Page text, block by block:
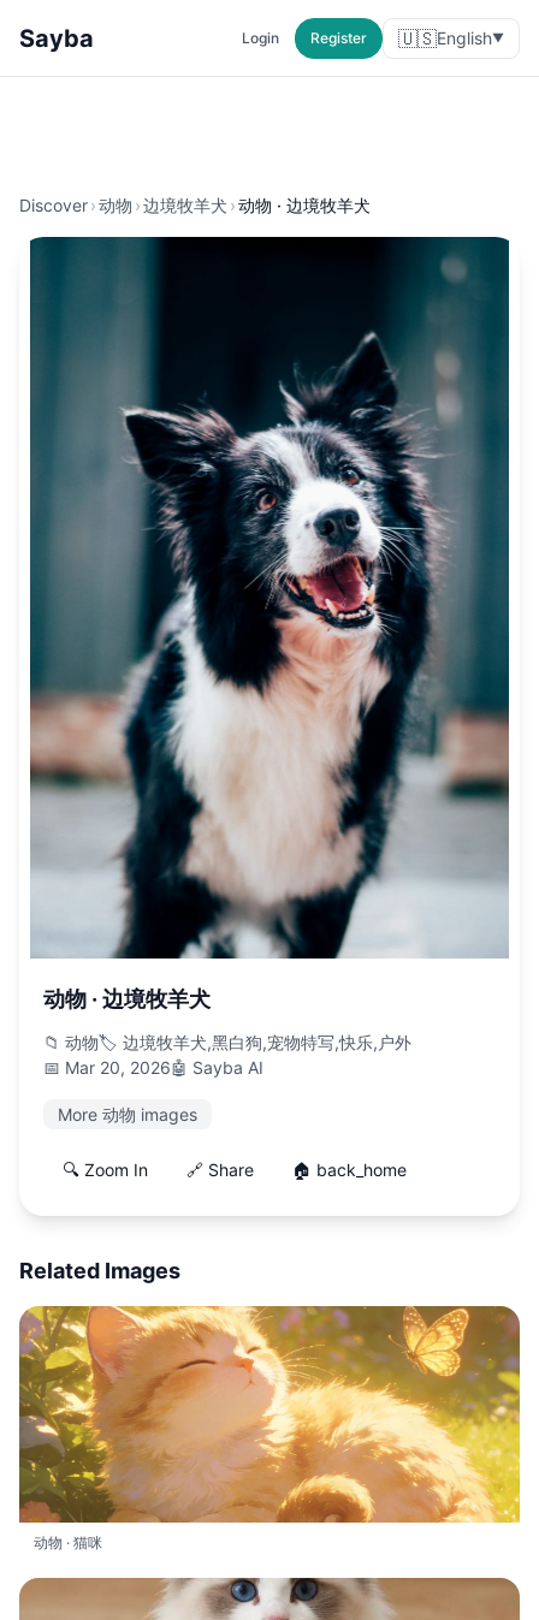
Sayba Login Register 🇺🇸English▼
Discover›动物 ›边境牧羊犬 ›动物 · 边境牧羊犬
动物 · 边境牧羊犬
📁 动物🏷️ 边境牧羊犬,黑白狗,宠物特写,快乐,户外
📅 Mar 20, 2026🤖 Sayba AI
More 动物 images
🔍 Zoom In 🔗 Share 🏠 back_home
Related Images
动物 · 猫咪